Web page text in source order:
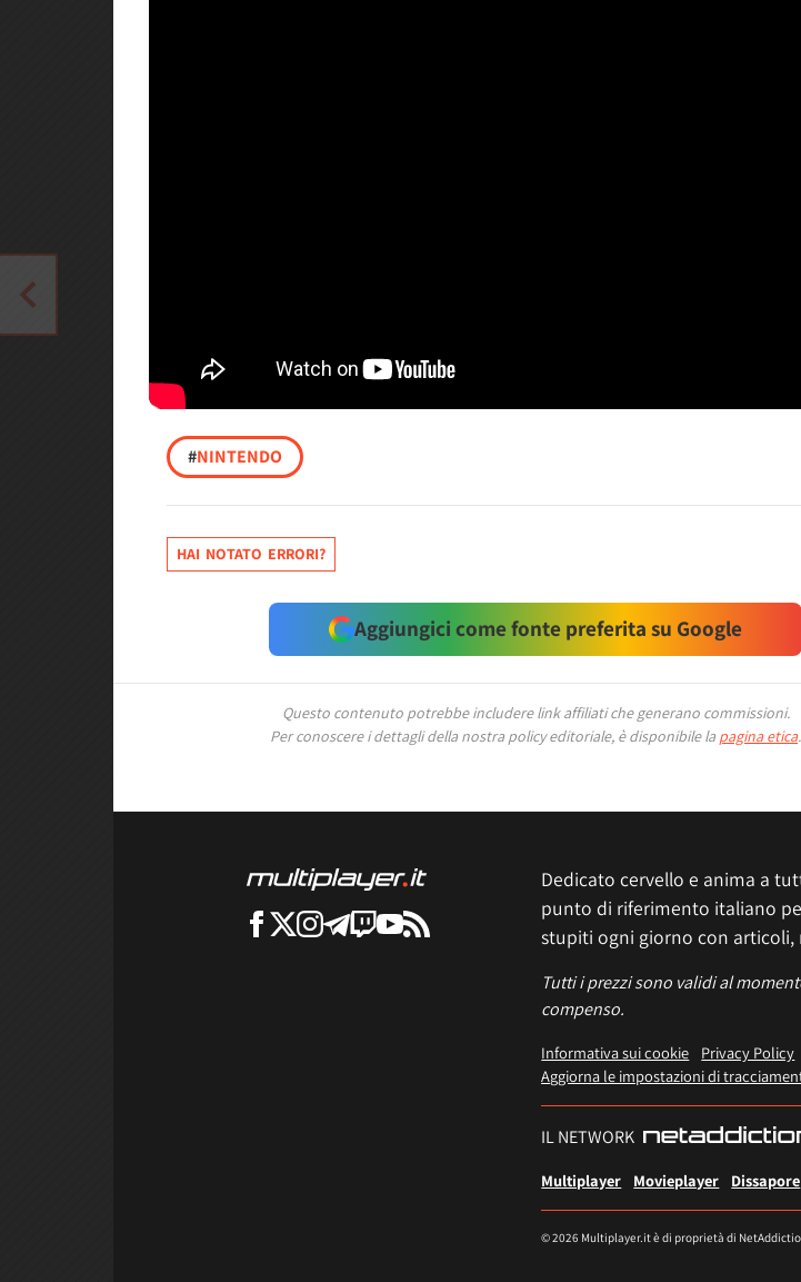
#NINTENDO
HAI NOTATO ERRORI?
Aggiungici come fonte preferita su Google
Questo contenuto potrebbe includere link affiliati che generano commissioni.
Per conoscere i dettagli della nostra policy editoriale, è disponibile la pagina etica.
Dedicato cervello e anima a
punto di riferimento italiano
stupiti ogni giorno con articoli,
Tutti i prezzi sono validi al
compenso.
Informativa sui cookie Privacy Policy
Aggiorna le impostazioni di
IL NETWORK
Multiplayer Movieplayer Dissapore
© 2026 Multiplayer.it è di proprietà di NetAddiction